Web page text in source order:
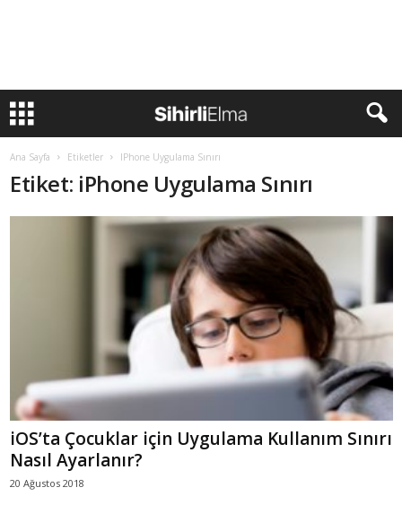
Ana Sayfa Etiketler IPhone Uygulama Sınırı
Etiket: iPhone Uygulama Sınırı
iOS’ta Çocuklar için Uygulama Kullanım Sınırı
Nasıl Ayarlanır?
20 Ağustos 2018